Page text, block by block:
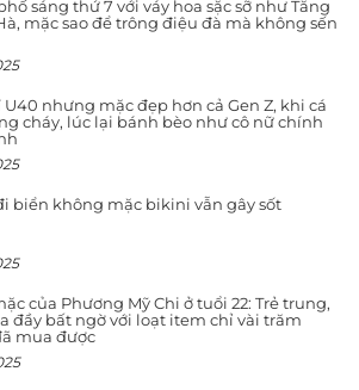
sáng thứ 7 với váy hoa sặc sỡ như Tăng
mặc sao để trông điệu đà mà không sến
U40 nhưng mặc đẹp hơn cả Gen Z, khi cá
cháy, lúc lại bánh bèo như cô nữ chính
biển không mặc bikini vẫn gây sốt
của Phương Mỹ Chi ở tuổi 22: Trẻ trung,
đầy bất ngờ với loạt item chỉ vài trăm
mua được